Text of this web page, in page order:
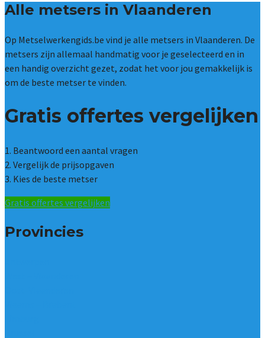
Alle metsers in Vlaanderen
Op Metselwerkengids.be vind je alle metsers in Vlaanderen. De
metsers zijn allemaal handmatig voor je geselecteerd en in
een handig overzicht gezet, zodat het voor jou gemakkelijk is
om de beste metser te vinden.
Gratis offertes vergelijken
1. Beantwoord een aantal vragen
2. Vergelijk de prijsopgaven
3. Kies de beste metser
Gratis offertes vergelijken
Provincies